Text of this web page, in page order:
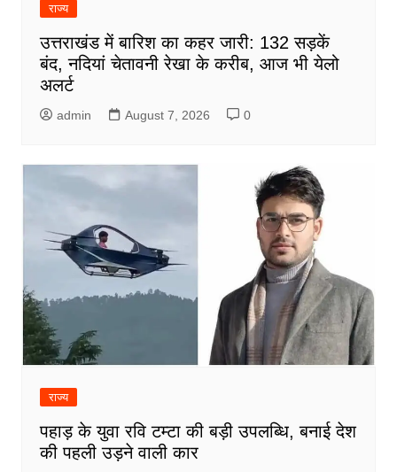
राज्य
उत्तराखंड में बारिश का कहर जारी: 132 सड़कें
बंद, नदियां चेतावनी रेखा के करीब, आज भी येलो
अलर्ट
admin August 7, 2026 0
राज्य
पहाड़ के युवा रवि टम्टा की बड़ी उपलब्धि, बनाई देश
की पहली उड़ने वाली कार